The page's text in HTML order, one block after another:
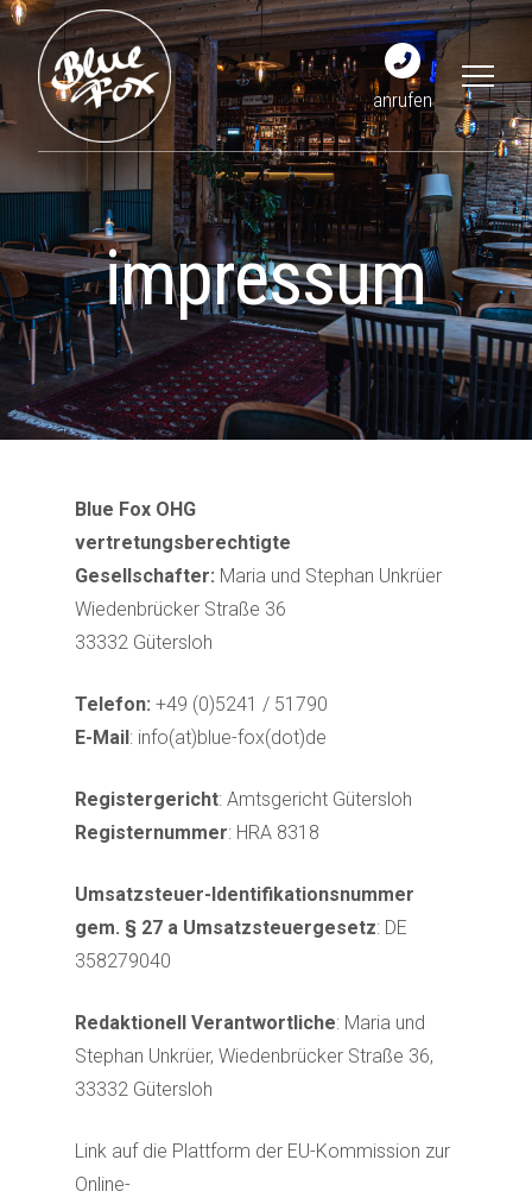
anrufen
impressum
Blue Fox OHG
vertretungsberechtigte
Gesellschafter: Maria und Stephan Unkrüer
Wiedenbrücker Straße 36
33332 Gütersloh
Telefon: +49 (0)5241 / 51790
E-Mail: info(at)blue-fox(dot)de
Registergericht: Amtsgericht Gütersloh
Registernummer: HRA 8318
Umsatzsteuer-Identifikationsnummer
gem. § 27 a Umsatzsteuergesetz: DE
358279040
Redaktionell Verantwortliche: Maria und
Stephan Unkrüer, Wiedenbrücker Straße 36,
33332 Gütersloh
Link auf die Plattform der EU-Kommission zur
Online-